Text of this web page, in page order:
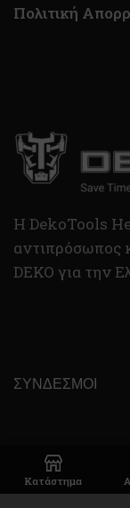
Πολιτική
H DekoTools
αντιπρόσωπος
DEKO για την
ΣΎΝΔΕΣΜΟΙ
Διεύθυνση
Μαλεσίνα
Κατάστημα